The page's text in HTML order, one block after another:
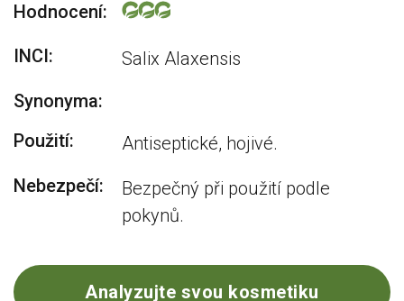
Hodnocení:
INCI:
Salix Alaxensis
Synonyma:
Použití:
Antiseptické, hojivé.
Nebezpečí:
Bezpečný při použití podle
pokynů.
Analyzujte svou kosmetiku